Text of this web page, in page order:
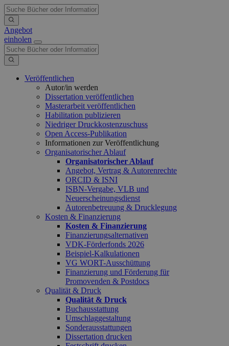
Angebot
einholen
Veröffentlichen
Autor/in werden
Dissertation veröffentlichen
Masterarbeit veröffentlichen
Habilitation publizieren
Niedriger Druckkostenzuschuss
Open Access-Publikation
Informationen zur Veröffentlichung
Organisatorischer Ablauf
Organisatorischer Ablauf
Angebot, Vertrag & Autorenrechte
ORCID & ISNI
ISBN-Vergabe, VLB und
Neuerscheinungsdienst
Autorenbetreuung & Drucklegung
Kosten & Finanzierung
Kosten & Finanzierung
Finanzierungsalternativen
VDK-Förderfonds 2026
Beispiel-Kalkulationen
VG WORT-Ausschüttung
Finanzierung und Förderung für
Promovenden & Postdocs
Qualität & Druck
Qualität & Druck
Buchausstattung
Umschlaggestaltung
Sonderausstattungen
Dissertation drucken